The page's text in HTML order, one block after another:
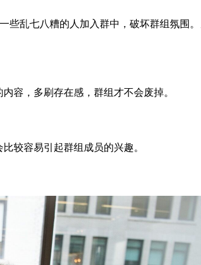
些乱七八糟的人加入群中，破坏群组氛围
容，多刷存在感，群组才不会废掉。
较容易引起群组成员的兴趣。